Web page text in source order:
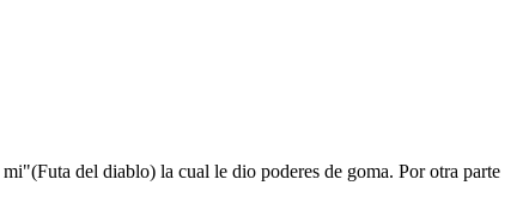
del diablo) la cual le dio poderes de goma. Por otra parte